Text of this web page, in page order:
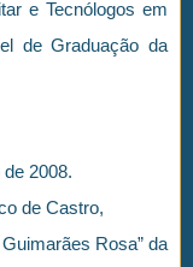
e Tecnólogos em
de Graduação da
2008.
de Castro,
Rosa” da